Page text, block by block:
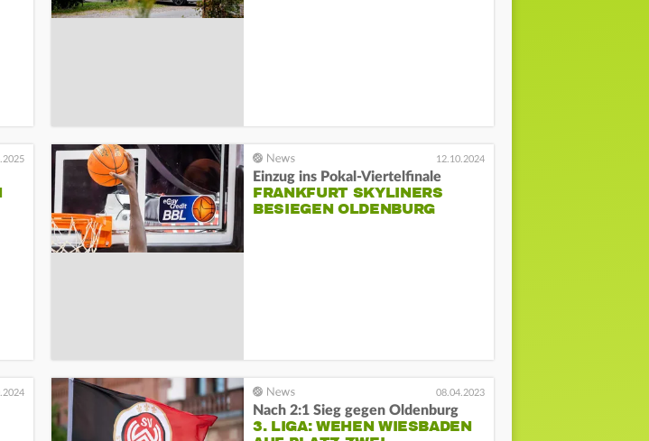
12.10.2024
Einzug ins Pokal-Viertelfinale
FRANKFURT SKYLINERS
BESIEGEN OLDENBURG
08.04.2023
Nach 2:1 Sieg gegen Oldenburg
3. LIGA: WEHEN WIESBADEN